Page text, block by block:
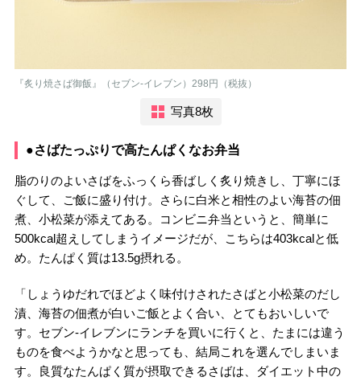
『炙り焼さば御飯』（セブン-イレブン）298円（税抜）
写真8枚
●さばたっぷりで高たんぱくなお弁当
脂のりのよいさばをふっくら香ばしく炙り焼きし、丁寧にほ
ぐして、ご飯に盛り付け。さらに白米と相性のよい海苔の佃
煮、小松菜が添えてある。コンビニ弁当というと、簡単に
500kcal超えしてしまうイメージだが、こちらは403kcalと低
め。たんぱく質は13.5g摂れる。
「しょうゆだれでほどよく味付けされたさばと小松菜のだし
漬、海苔の佃煮が白いご飯とよく合い、とてもおいしいで
す。セブン-イレブンにランチを買いに行くと、たまには違う
ものを食べようかなと思っても、結局これを選んでしまいま
す。良質なたんぱく質が摂取できるさばは、ダイエット中の